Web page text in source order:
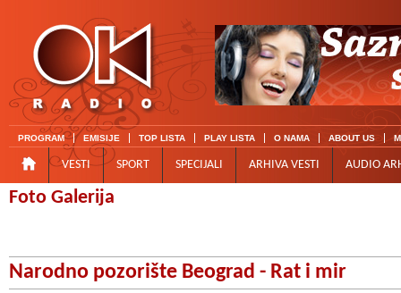
PROGRAM EMISIJE TOP LISTA PLAY LISTA O NAMA ABOUT US
VESTI SPORT SPECIJALI ARHIVA VESTI AUDIO
Foto Galerija
Narodno pozorište Beograd - Rat i mir